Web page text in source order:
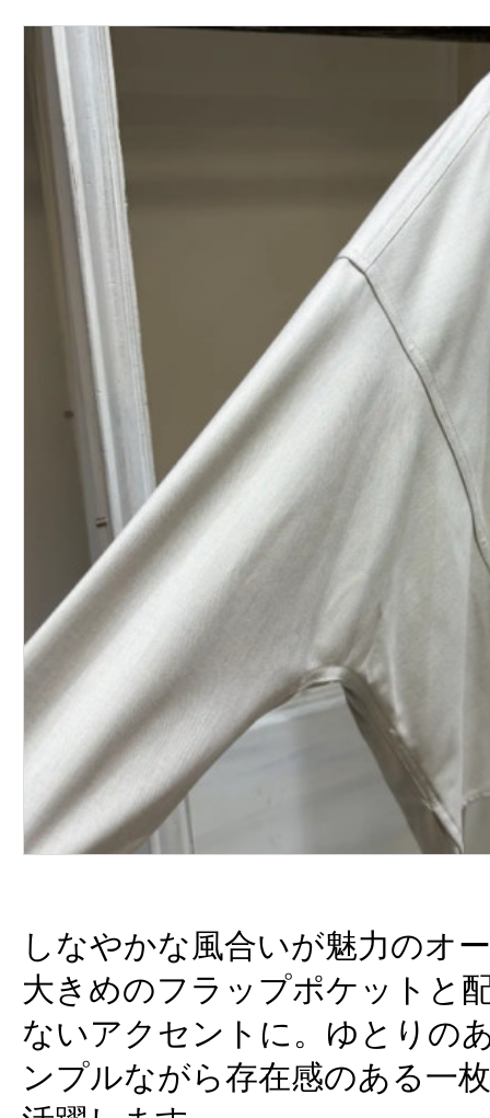
しなやかな風合いが魅力のオ
大きめのフラップポケットと
ないアクセントに。ゆとりの
ンプルながら存在感のある一